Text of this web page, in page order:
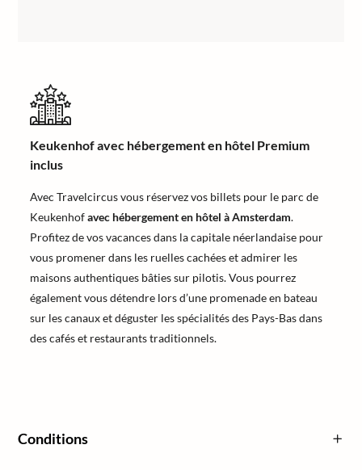
Keukenhof avec hébergement en hôtel Premium
inclus
Avec Travelcircus vous réservez vos billets pour le parc de
Keukenhofavec hébergement en hôtel à Amsterdam.
Profitez de vos vacances dans la capitale néerlandaise pour
vous promener dans les ruelles cachées et admirer les
maisons authentiques bâties sur pilotis. Vous pourrez
également vous détendre lors d’une promenade en bateau
sur les canaux et déguster les spécialités des Pays-Bas dans
des cafés et restaurants traditionnels.
Conditions